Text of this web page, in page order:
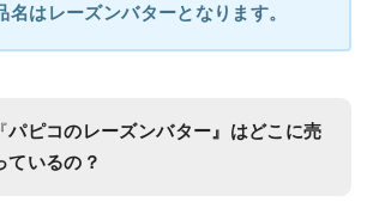
名はレーズンバターとなります。
『パピコのレーズンバター』はどこに売
ているの？